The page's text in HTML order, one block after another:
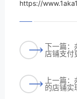
https://
下一篇：
店铺支付
上一篇
的店铺实